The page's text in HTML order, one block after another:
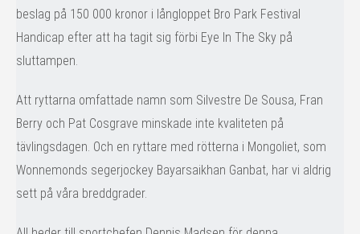
beslag på 150 000 kronor i långloppet Bro Park Festival
Handicap efter att ha tagit sig förbi Eye In The Sky på
sluttampen.
Att ryttarna omfattade namn som Silvestre De Sousa, Fran
Berry och Pat Cosgrave minskade inte kvaliteten på
tävlingsdagen. Och en ryttare med rötterna i Mongoliet, som
Wonnemonds segerjockey Bayarsaikhan Ganbat, har vi aldrig
sett på våra breddgrader.